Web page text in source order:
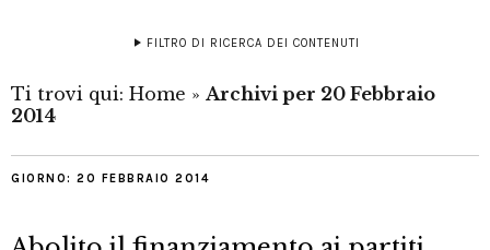
FILTRO DI RICERCA DEI CONTENUTI
Ti trovi qui: Home » Archivi per 20 Febbraio
2014
GIORNO: 20 FEBBRAIO 2014